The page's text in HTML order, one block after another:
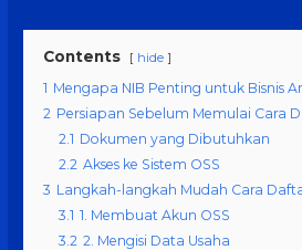
Contents hide
1 Mengapa NIB Penting untuk Bisnis
2 Persiapan Sebelum Memulai Cara
2.1 Dokumen yang Dibutuhkan
2.2 Akses ke Sistem OSS
3 Langkah-langkah Mudah Cara
3.1 1. Membuat Akun OSS
3.2 2. Mengisi Data Usaha